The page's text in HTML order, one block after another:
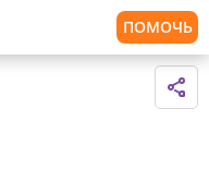
ПОМОЧЬ